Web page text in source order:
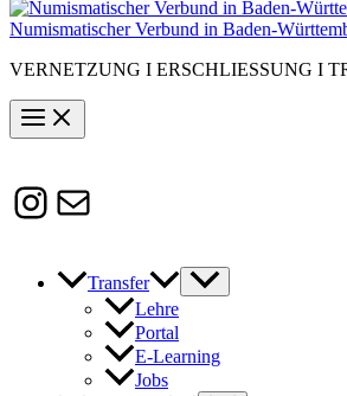
Numismatischer Verbund in Baden-
VERNETZUNG I ERSCHLIESSUNG I
Instagram
heidelberg.de
Transfer
Lehre
Portal
E-Learning
Jobs